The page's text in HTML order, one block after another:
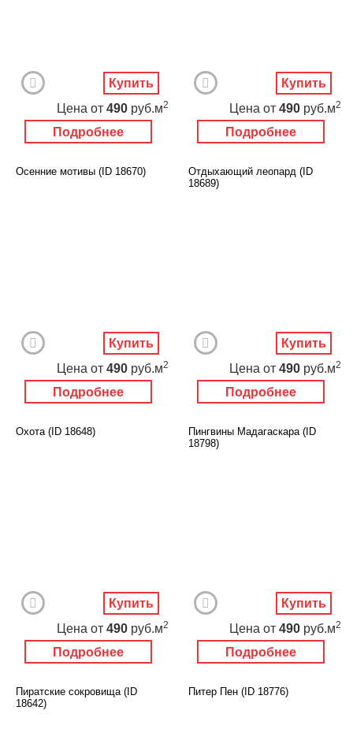
Подробнее
Цена от 490 руб.м2
Купить
Подробнее
Цена от 490 руб.м2
Купить
Осенние мотивы (ID 18670)
Подробнее
Цена от 490 руб.м2
Купить
Отдыхающий леопард (ID
18689)
Подробнее
Цена от 490 руб.м2
Купить
Охота (ID 18648)
Подробнее
Цена от 490 руб.м2
Купить
Пингвины Мадагаскара (ID
18798)
Подробнее
Цена от 490 руб.м2
Купить
Пиратские сокровища (ID
18642)
Питер Пен (ID 18776)